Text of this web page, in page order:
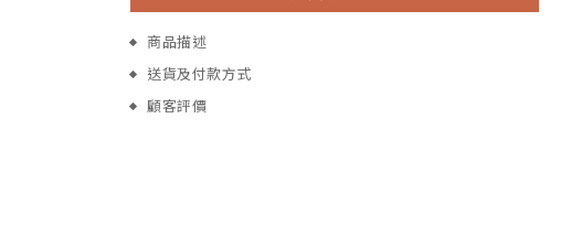
商品描述
送貨及付款方式
顧客評價